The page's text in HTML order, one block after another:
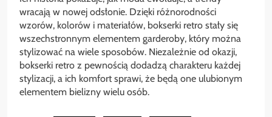
wracają w nowej odsłonie. Dzięki różnorodności
wzorów, kolorów i materiałów, bokserki retro stały się
wszechstronnym elementem garderoby, który można
stylizować na wiele sposobów. Niezależnie od okazji,
bokserki retro z pewnością dodadzą charakteru każdej
stylizacji, a ich komfort sprawi, że będą one ulubionym
elementem bielizny wielu osób.